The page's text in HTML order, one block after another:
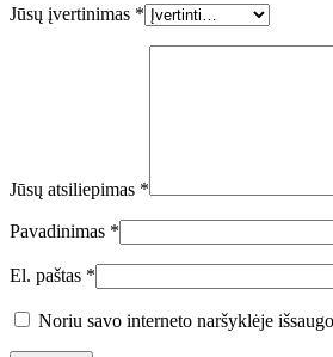
Jūsų įvertinimas *
Jūsų atsiliepimas *
Pavadinimas *
El. paštas *
Noriu savo interneto naršyklėje